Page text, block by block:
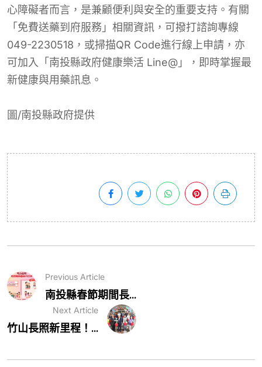
心障礙者而言，是兼顧便利與安全的重要支持。有關
「免費送藥到府服務」相關資訊，可撥打諮詢專線
049-2230518，或掃描QR Code進行線上申請，亦
可加入「南投縣政府健康樂活 Line@」，即時掌握最
新健康與用藥訊息。
圖/南投縣政府提供
Previous Article
南投縣春節期間長...
Next Article
竹山長照新里程！...